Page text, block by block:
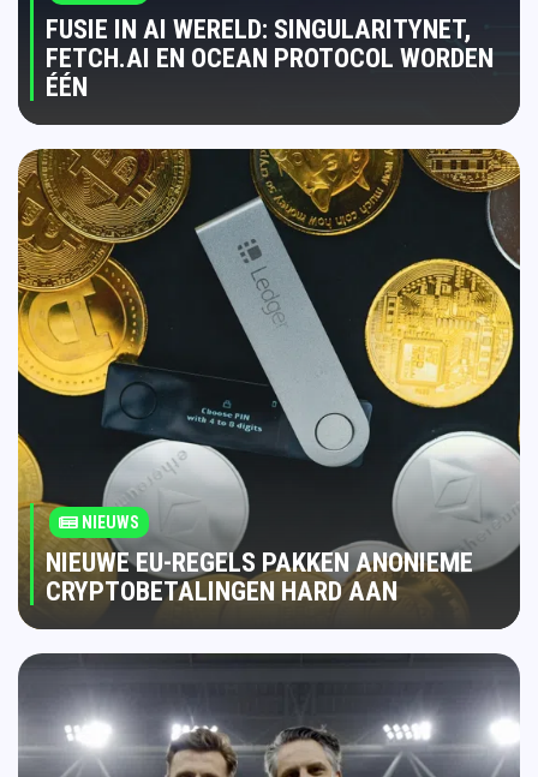
FUSIE IN AI WERELD: SINGULARITYNET,
FETCH.AI EN OCEAN PROTOCOL WORDEN
ÉÉN
NIEUWS
NIEUWE EU-REGELS PAKKEN ANONIEME
CRYPTOBETALINGEN HARD AAN